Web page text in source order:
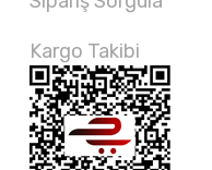
Kargo Takibi